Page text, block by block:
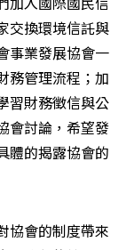
交換環境信託與
事業發展協會一
務管理流程；加
習財務徵信與公
會討論，希望發
體的揭露協會的
協會的制度帶來